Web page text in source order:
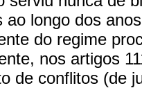
ao longo dos
do regime
nos artigos
de conflitos (de